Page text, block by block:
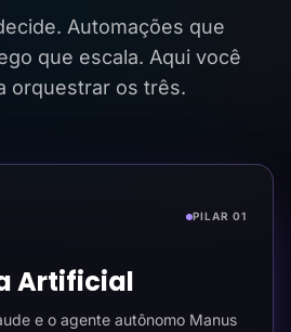
Automações que
que escala. Aqui você
orquestrar os três.
PILAR 01
Artificial
e o agente autônomo Manus